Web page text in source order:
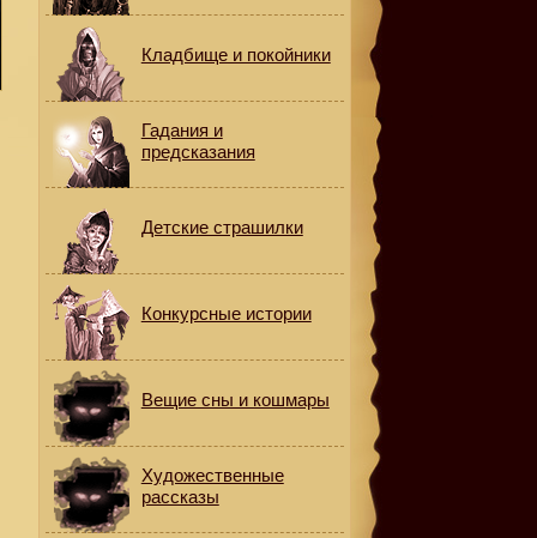
Кладбище и покойники
Гадания и
предсказания
Детские страшилки
Конкурсные истории
Вещие сны и кошмары
Художественные
рассказы